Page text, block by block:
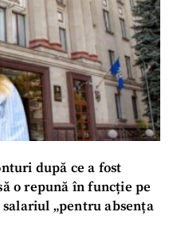
după ce a fost
o repună în funcție pe
„pentru absența